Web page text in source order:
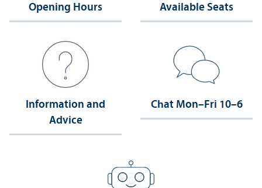
Opening Hours Available Seats
Information and
Advice
Chat Mon–Fri 10–6